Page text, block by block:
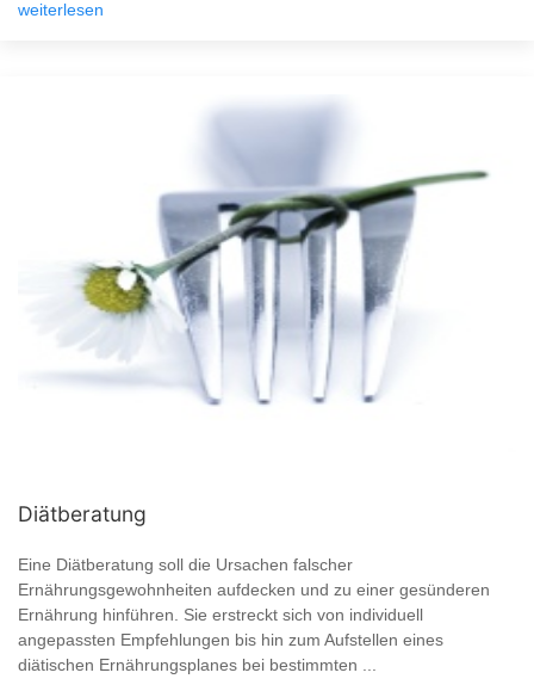
weiterlesen
Diätberatung
Eine Diätberatung soll die Ursachen falscher
Ernährungsgewohnheiten aufdecken und zu einer gesünderen
Ernährung hinführen. Sie erstreckt sich von individuell
angepassten Empfehlungen bis hin zum Aufstellen eines
diätischen Ernährungsplanes bei bestimmten ...